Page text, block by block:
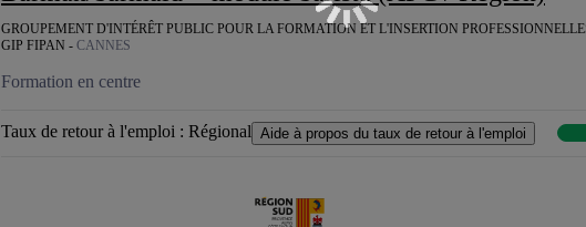
GROUPEMENT D'INTÉRÊT PUBLIC POUR LA FORMATION ET L'INSERTION
GIP FIPAN - CANNES
Formation en centre
Taux de retour à l'emploi : Régional Aide à propos du taux de retour à l'emploi